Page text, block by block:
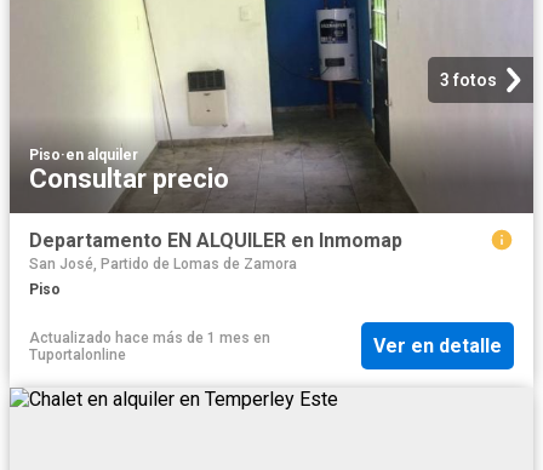
3 fotos
Piso·en alquiler
Consultar precio
Departamento EN ALQUILER en Inmomap
San José, Partido de Lomas de Zamora
Piso
Actualizado hace más de 1 mes en
Tuportalonline
Ver en detalle